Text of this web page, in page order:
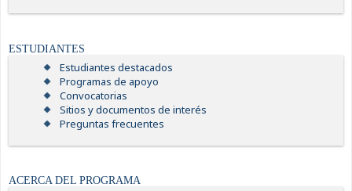
ESTUDIANTES
Estudiantes destacados
Programas de apoyo
Convocatorias
Sitios y documentos de interés
Preguntas frecuentes
ACERCA DEL PROGRAMA